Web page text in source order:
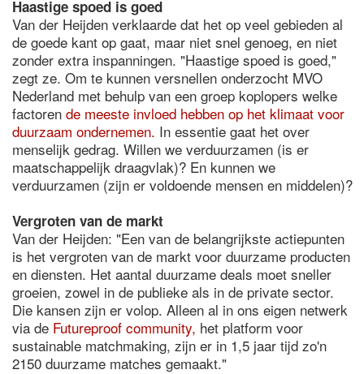
Haastige spoed is goed
Van der Heijden verklaarde dat het op veel gebieden al
de goede kant op gaat, maar niet snel genoeg, en niet
zonder extra inspanningen. "Haastige spoed is goed,"
zegt ze. Om te kunnen versnellen onderzocht MVO
Nederland met behulp van een groep koplopers welke
factoren de meeste invloed hebben op het klimaat voor
duurzaam ondernemen. In essentie gaat het over
menselijk gedrag. Willen we verduurzamen (is er
maatschappelijk draagvlak)? En kunnen we
verduurzamen (zijn er voldoende mensen en middelen)?
Vergroten van de markt
Van der Heijden: "Een van de belangrijkste actiepunten
is het vergroten van de markt voor duurzame producten
en diensten. Het aantal duurzame deals moet sneller
groeien, zowel in de publieke als in de private sector.
Die kansen zijn er volop. Alleen al in ons eigen netwerk
via de Futureproof community, het platform voor
sustainable matchmaking, zijn er in 1,5 jaar tijd zo'n
2150 duurzame matches gemaakt."